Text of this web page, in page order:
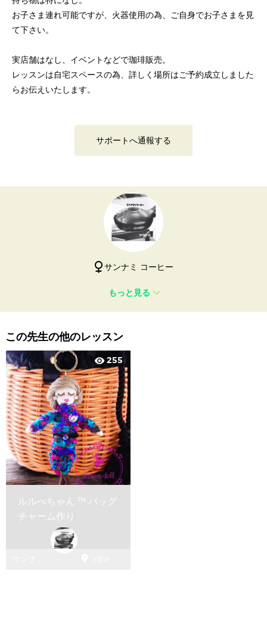
お子さま連れ可能ですが、火器使用の為、ご自身でお子さまを見
て下さい。
実店舗はなし、イベントなどで珈琲販売。
レッスンは自宅スペースの為、詳しく場所はご予約成立しました
らお伝えいたします。
サポートへ通報する
サンナミ コーヒー
もっと見る
この先生の他のレッスン
visibility255
ルルべちゃん ™️ バッグ
チャーム作り